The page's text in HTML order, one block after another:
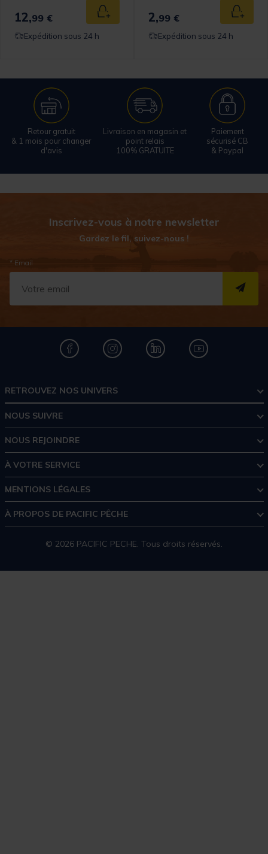
panier
12,99 € Ajouter au panier
Expédition sous 24 h
2,99 €
Expédition sous 24 h
Retour gratuit
& 1 mois pour changer
d'avis
Livraison en magasin et
point relais
100% GRATUITE
Paiement
sécurisé CB
& Paypal
Inscrivez-vous à notre newsletter
Gardez le fil, suivez-nous !
* Email
RETROUVEZ NOS UNIVERS
NOUS SUIVRE
NOUS REJOINDRE
À VOTRE SERVICE
MENTIONS LÉGALES
À PROPOS DE PACIFIC PÊCHE
© 2026 PACIFIC PECHE. Tous droits réservés.